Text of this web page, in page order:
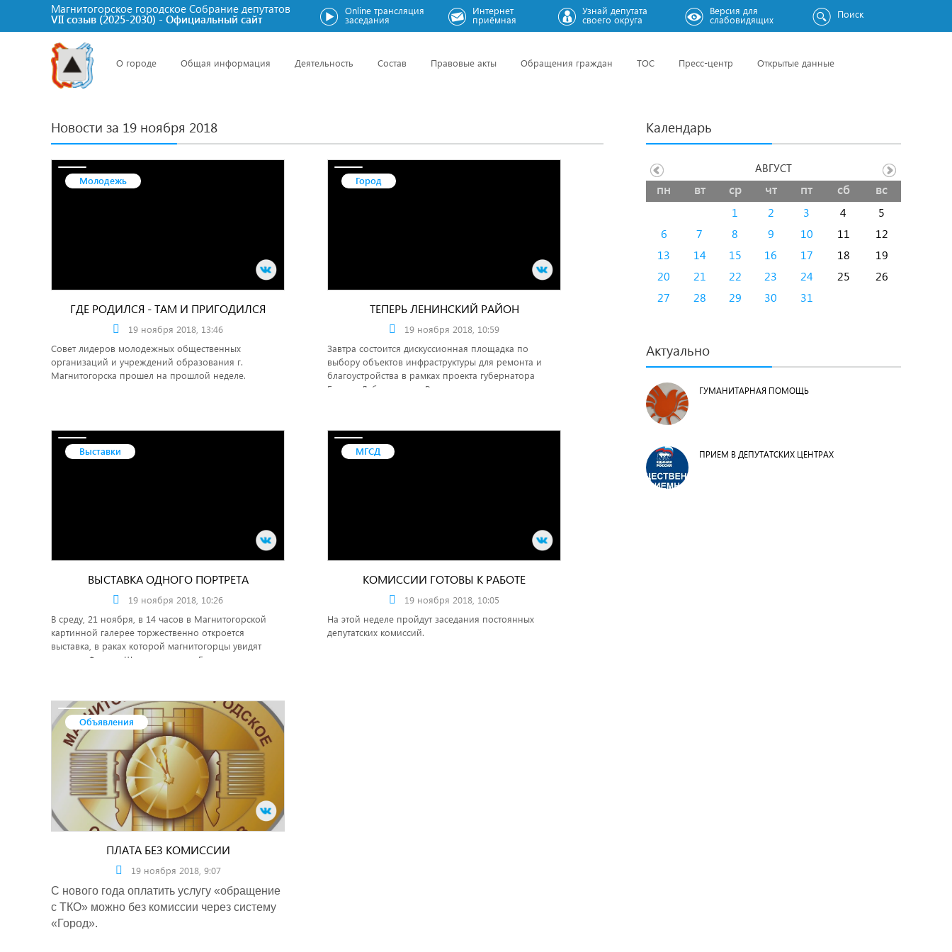
Магнитогорское городское Cобрание депутатов
VII созыв (2025-2030) - Официальный сайт
Online трансляция
заседания
Интернет
приёмная
Узнай депутата
своего округа
Версия для
слабовидящих Поиск
О городе Общая информация Деятельность Состав Правовые акты Обращения граждан ТОС Пресс-центр Открытые данные
Новости за 19 ноября 2018
Молодежь
ГДЕ РОДИЛСЯ - ТАМ И ПРИГОДИЛСЯ
19 ноября 2018, 13:46
Совет лидеров молодежных общественных
организаций и учреждений образования г.
Магнитогорска прошел на прошлой неделе.
Город
ТЕПЕРЬ ЛЕНИНСКИЙ РАЙОН
19 ноября 2018, 10:59
Завтра состоится дискуссионная площадка по
выбору объектов инфраструктуры для ремонта и
благоустройства в рамках проекта губернатора
Бориса Дубровского «Реальные дела».
Выставки
ВЫСТАВКА ОДНОГО ПОРТРЕТА
19 ноября 2018, 10:26
В среду, 21 ноября, в 14 часов в Магнитогорской
картинной галерее торжественно откроется
выставка, в раках которой магнитогорцы увидят
портрет Федора Шаляпина кисти Борисоа
МГСД
КОМИССИИ ГОТОВЫ К РАБОТЕ
19 ноября 2018, 10:05
На этой неделе пройдут заседания постоянных
депутатских комиссий.
Объявления
ПЛАТА БЕЗ КОМИССИИ
19 ноября 2018, 9:07
С нового года оплатить услугу «обращение
с ТКО» можно без комиссии через систему
«Город».
Календарь
пн вт ср чт пт сб вс
1 2 3 4
5
6
7 8 9 10 11
12
13
14 15 16 17 18
19
20
21 22 23 24 25
26
27
28 29 30 31
АВГУСТ
Актуально
ГУМАНИТАРНАЯ ПОМОЩЬ
ПРИЕМ В ДЕПУТАТСКИХ ЦЕНТРАХ